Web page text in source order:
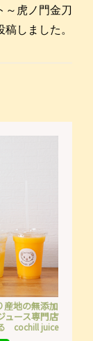
～虎ノ門金刀
しました。
産地の無添加
ュース専門店
cochill juice